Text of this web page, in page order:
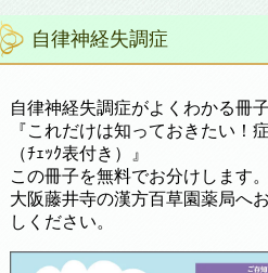
自律神経失調症
自律神経失調症がよくわかる冊子
『これだけは知っておきたい！
（ﾁｪｯｸ表付き）』
この冊子を無料でお分けします。
大阪藤井寺の漢方百草園薬局へ
しください。